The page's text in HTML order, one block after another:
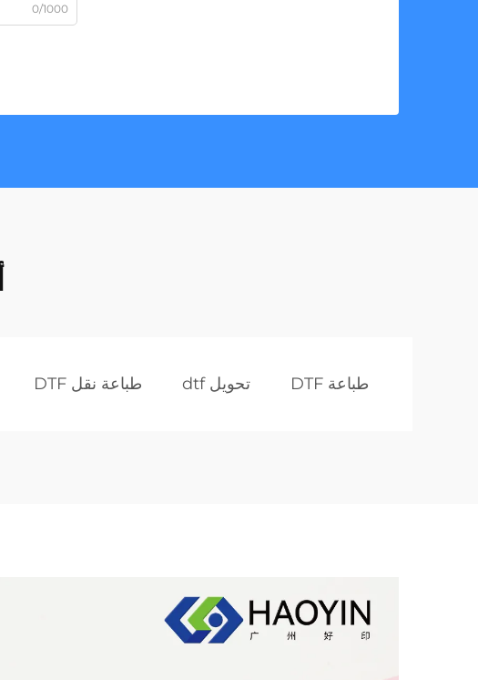
0/1000
طباعة DTF تحويل dtf طباعة نقل DTF